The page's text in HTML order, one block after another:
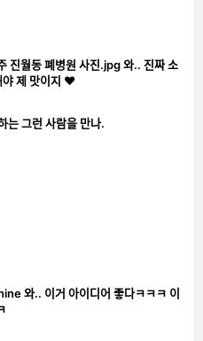
진월동 폐병원 사진.jpg 와.. 진짜 소
제 맛이지 ❤️
그런 사람을 만나.
와.. 이거 아이디어 좋다ㅋㅋㅋ 이